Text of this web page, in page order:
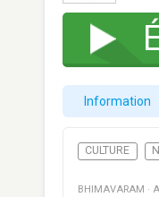
Information
CULTURE
BHIMAVARAM ·